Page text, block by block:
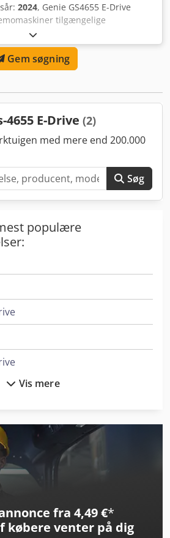
2024, Genie GS4655 E-Drive
tilgængelige
Gem søgning
4655 E-Drive (2)
med mere end 200.000
Søg
populære
Vis mere
fra 4,49 €*
købere venter på dig